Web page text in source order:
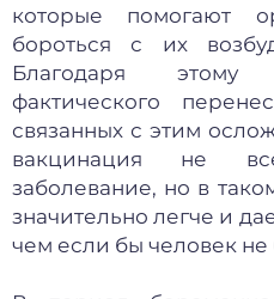
которые помогают
бороться с их
Благодаря этому
фактического
связанных с этим
вакцинация не
заболевание, но в
значительно легче и
чем если бы человек не